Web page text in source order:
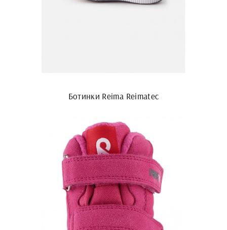
Ботинки Reima Reimatec